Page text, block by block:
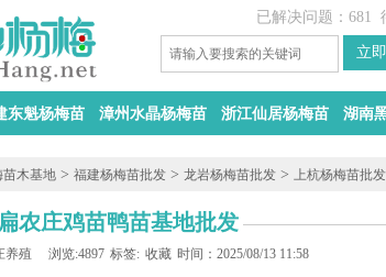
已解决问题：681
东魁杨梅苗 漳州水晶杨梅苗 浙江仙居杨梅苗 湖南
苗木基地 > 福建杨梅苗批发 > 龙岩杨梅苗批发 > 上杭杨梅苗批发
农庄鸡苗鸭苗基地批发
养殖 浏览:4897 标签: 收藏 时间：2025/08/13 11:58